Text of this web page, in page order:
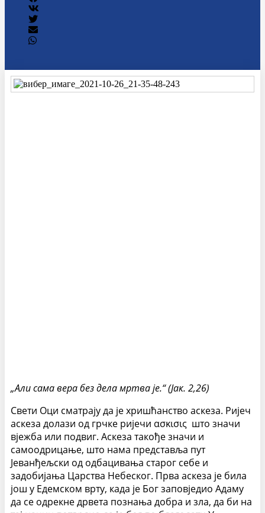
„Али сама вера без дела мртва је.“ (Јак. 2,26)
Свети Оци сматрају да је хришћанство аскеза. Ријеч
аскеза долази од грчке ријечи ασκισις што значи
вјежба или подвиг. Аскеза такође значи и
самоодрицање, што нама представља пут
Јеванђељски од одбацивања старог себе и
задобијања Царства Небеског. Прва аскеза је била
још у Едемском врту, када је Бог заповједио Адаму
да се одрекне дрвета познања добра и зла, да би на